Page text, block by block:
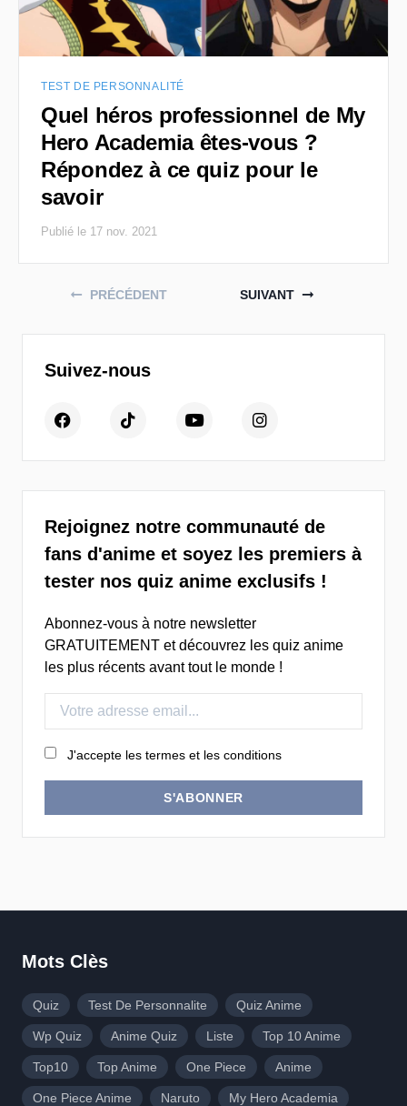
TEST DE PERSONNALITÉ
Quel héros professionnel de My
Hero Academia êtes-vous ?
Répondez à ce quiz pour le
savoir
Publié le 17 nov. 2021
Posts navigation
PRÉCÉDENT SUIVANT
Suivez-nous
Rejoignez notre communauté de
fans d'anime et soyez les premiers à
tester nos quiz anime exclusifs !
Abonnez-vous à notre newsletter
GRATUITEMENT et découvrez les quiz anime
les plus récents avant tout le monde !
J'accepte les termes et les conditions
S'ABONNER
Mots Clès
Quiz Test De Personnalite Quiz Anime
Wp Quiz Anime Quiz Liste Top 10 Anime
Top10 Top Anime One Piece Anime
One Piece Anime Naruto My Hero Academia